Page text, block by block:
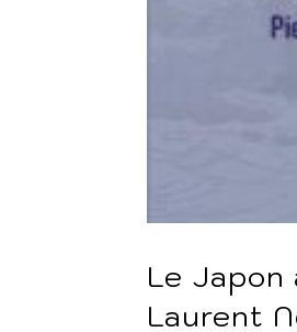
Le Japon
Laurent